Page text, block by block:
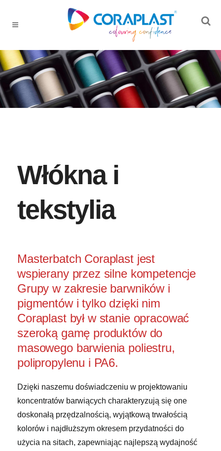
Włókna i
tekstylia
Masterbatch Coraplast jest
wspierany przez silne kompetencje
Grupy w zakresie barwników i
pigmentów i tylko dzięki nim
Coraplast był w stanie opracować
szeroką gamę produktów do
masowego barwienia poliestru,
polipropylenu i PA6.
Dzięki naszemu doświadczeniu w projektowaniu
koncentratów barwiących charakteryzują się one
doskonałą przędzalnością, wyjątkową trwałością
kolorów i najdłuższym okresem przydatności do
użycia na sitach, zapewniając najlepszą wydajność